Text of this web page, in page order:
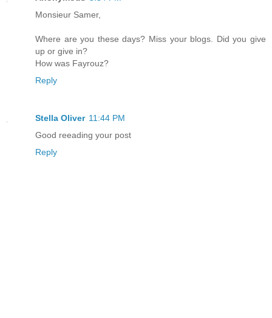
Monsieur Samer,
Where are you these days? Miss your blogs. Did you give
up or give in?
How was Fayrouz?
Reply
Stella Oliver 11:44 PM
Good reeading your post
Reply